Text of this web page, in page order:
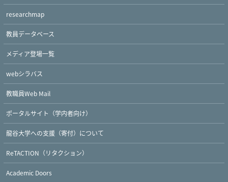
researchmap
教員データベース
メディア登場一覧
webシラバス
教職員Web Mail
ポータルサイト（学内者向け）
龍谷大学への支援（寄付）について
ReTACTION（リタクション）
Academic Doors